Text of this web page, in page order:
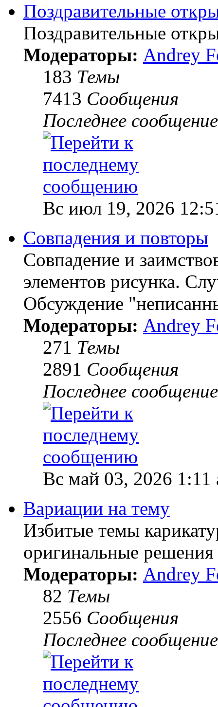
Поздравительные
Поздравительные
Модераторы: Andrey
183 Темы
7413 Сообщения
Последнее сообщение
Вс июл 19, 2026
Совпадения и повторы
Совпадение и
элементов рисунка.
Обсуждение
Модераторы: Andrey
271 Темы
2891 Сообщения
Последнее сообщение
Вс май 03, 2026 1:11
Вариации на тему
Избитые темы
оригинальные решения
Модераторы: Andrey
82 Темы
2556 Сообщения
Последнее сообщение